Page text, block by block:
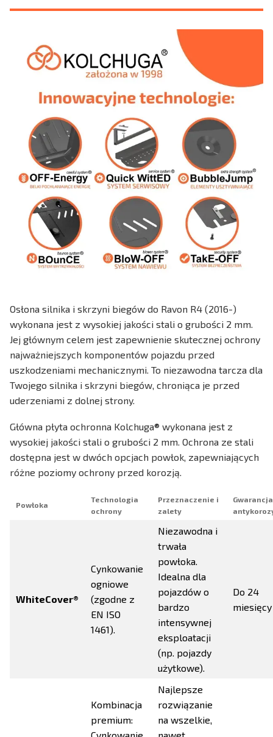
Osłona silnika i skrzyni biegów do Ravon R4 (2016-)
wykonana jest z wysokiej jakości stali o grubości 2 mm.
Jej głównym celem jest zapewnienie skutecznej ochrony
najważniejszych komponentów pojazdu przed
uszkodzeniami mechanicznymi. To niezawodna tarcza dla
Twojego silnika i skrzyni biegów, chroniąca je przed
uderzeniami z dolnej strony.
Główna płyta ochronna Kolchuga® wykonana jest z
wysokiej jakości stali o grubości 2 mm. Ochrona ze stali
dostępna jest w dwóch opcjach powłok, zapewniających
różne poziomy ochrony przed korozją.
Powłoka
Technologia
ochrony
Przeznaczenie i
zalety
Gwarancja
WhiteCover®
Cynkowanie
ogniowe
(zgodne z
EN ISO
1461).
Niezawodna i
trwała
powłoka.
Idealna dla
pojazdów o
bardzo
intensywnej
eksploatacji
(np. pojazdy
użytkowe).
Do 24
miesięcy
Kombinacja
premium:
Najlepsze
rozwiązanie
na wszelkie,